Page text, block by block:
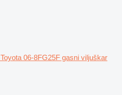
Toyota 06-8FG25F gasni viljuškar